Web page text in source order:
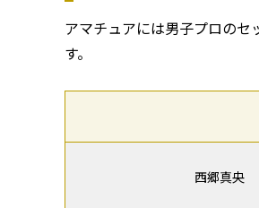
アマチュアには男子プロのセ
す。
西郷真央